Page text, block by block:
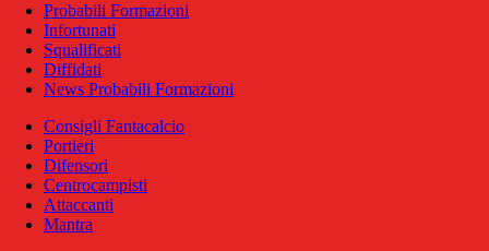
Probabili Formazioni
Infortunati
Squalificati
Diffidati
News Probabili Formazioni
Consigli Fantacalcio
Portieri
Difensori
Centrocampisti
Attaccanti
Mantra